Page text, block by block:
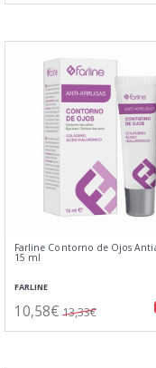
Farline Contorno de Ojos
15 ml
FARLINE
10,58€ 13,33€